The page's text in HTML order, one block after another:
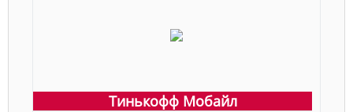
Тинькофф Мобайл